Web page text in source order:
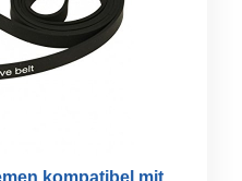
kompatibel mit